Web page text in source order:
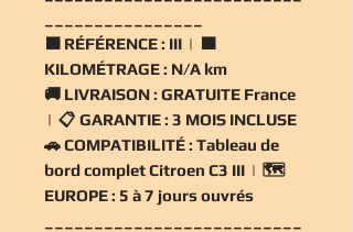
🟧 RÉFÉRENCE : III | 🟧
KILOMÉTRAGE : N/A km
🚚 LIVRAISON : GRATUITE France
| 📋 GARANTIE : 3 MOIS INCLUSE
🚗COMPATIBILITÉ : Tableau de
bord complet Citroen C3 III | 🗺️
EUROPE : 5 à 7 jours ouvrés